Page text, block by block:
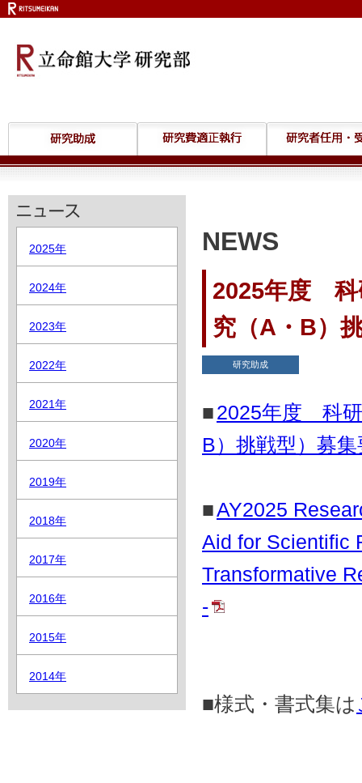
NEWS
2025年度 科
究（A・B）
研究助成
■2025年度 科研
B）挑戦型）募
■AY2025
Aid for Scientific
Transformative
-
■様式・書式集は
2025年
2024年
2023年
2022年
2021年
2020年
2019年
2018年
2017年
2016年
2015年
2014年